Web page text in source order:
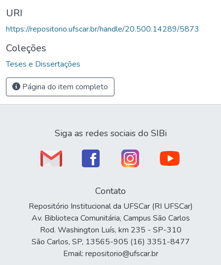
URI
https://repositorio.ufscar.br/handle/20.500.14289/5873
Coleções
Teses e Dissertações
Página do item completo
Siga as redes sociais do SIBi
Contato
Repositório Institucional da UFSCar (RI UFSCar)
Av. Biblioteca Comunitária, Campus São Carlos
Rod. Washington Luís, km 235 - SP-310
São Carlos, SP, 13565-905 (16) 3351-8477
Email: repositorio@ufscar.br